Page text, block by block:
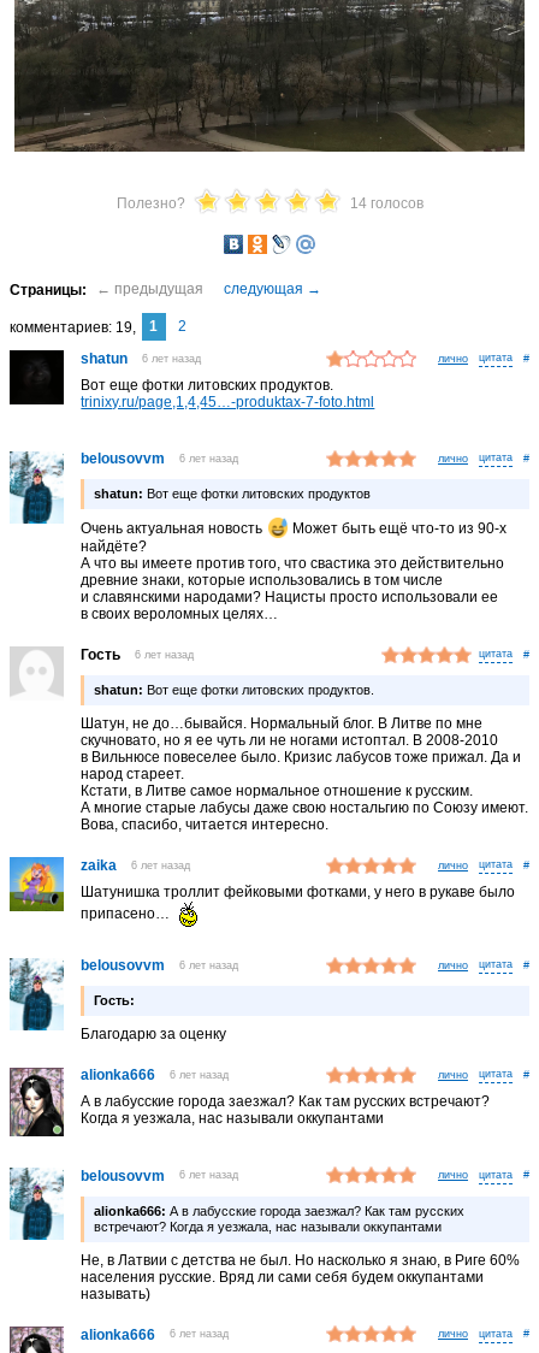
Полезно? 14 голосов
комментариев 19 1
2
shatun
6 лет назад лично #
Вот еще фотки литовских продуктов.
trinixy.ru/page,1,4,45…-produktax-7-foto.html
belousovvm 6 лет назад лично #
shatun: Вот еще фотки литовских продуктов
Очень актуальная новость
Может быть ещё что-то из 90-х
найдёте?
А что вы имеете против того, что свастика это действительно
древние знаки, которые использовались в том числе
и славянскими народами? Нацисты просто использовали ее
в своих вероломных целях…
Гость 6 лет назад #
shatun: Вот еще фотки литовских продуктов.
Шатун, не до…бывайся. Нормальный блог. В Литве по мне
скучновато, но я ее чуть ли не ногами истоптал. В 2008-2010
в Вильнюсе повеселее было. Кризис лабусов тоже прижал. Да и
народ стареет.
Кстати, в Литве самое нормальное отношение к русским.
А многие старые лабусы даже свою ностальгию по Союзу имеют.
Вова, спасибо, читается интересно.
zaika 6 лет назад лично #
Шатунишка троллит фейковыми фотками, у него в рукаве было
припасено…
belousovvm 6 лет назад лично #
Гость:
Благодарю за оценку
alionka666 6 лет назад лично #
А в лабусские города заезжал? Как там русских встречают?
Когда я уезжала, нас называли оккупантами
belousovvm 6 лет назад лично #
alionka666: А в лабусские города заезжал? Как там русских
встречают? Когда я уезжала, нас называли оккупантами
Не, в Латвии с детства не был. Но насколько я знаю, в Риге 60%
населения русские. Вряд ли сами себя будем оккупантами
называть)
alionka666 6 лет назад лично #